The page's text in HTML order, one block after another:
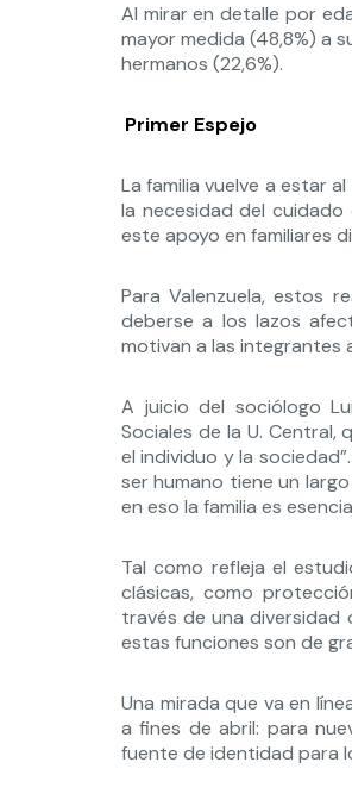
Al mirar en detalle por
mayor medida (48,8%) a
hermanos (22,6%).
Primer Espejo
La familia vuelve a estar
la necesidad del
este apoyo en familiares
Para Valenzuela, estos
deberse a los lazos
motivan a las integrantes
A juicio del sociólogo
Sociales de la U. Central,
el individuo y la
ser humano tiene un
en eso la familia es
Tal como refleja el
clásicas, como
través de una diversidad
estas funciones son de
Una mirada que va en
a fines de abril: para
fuente de identidad para